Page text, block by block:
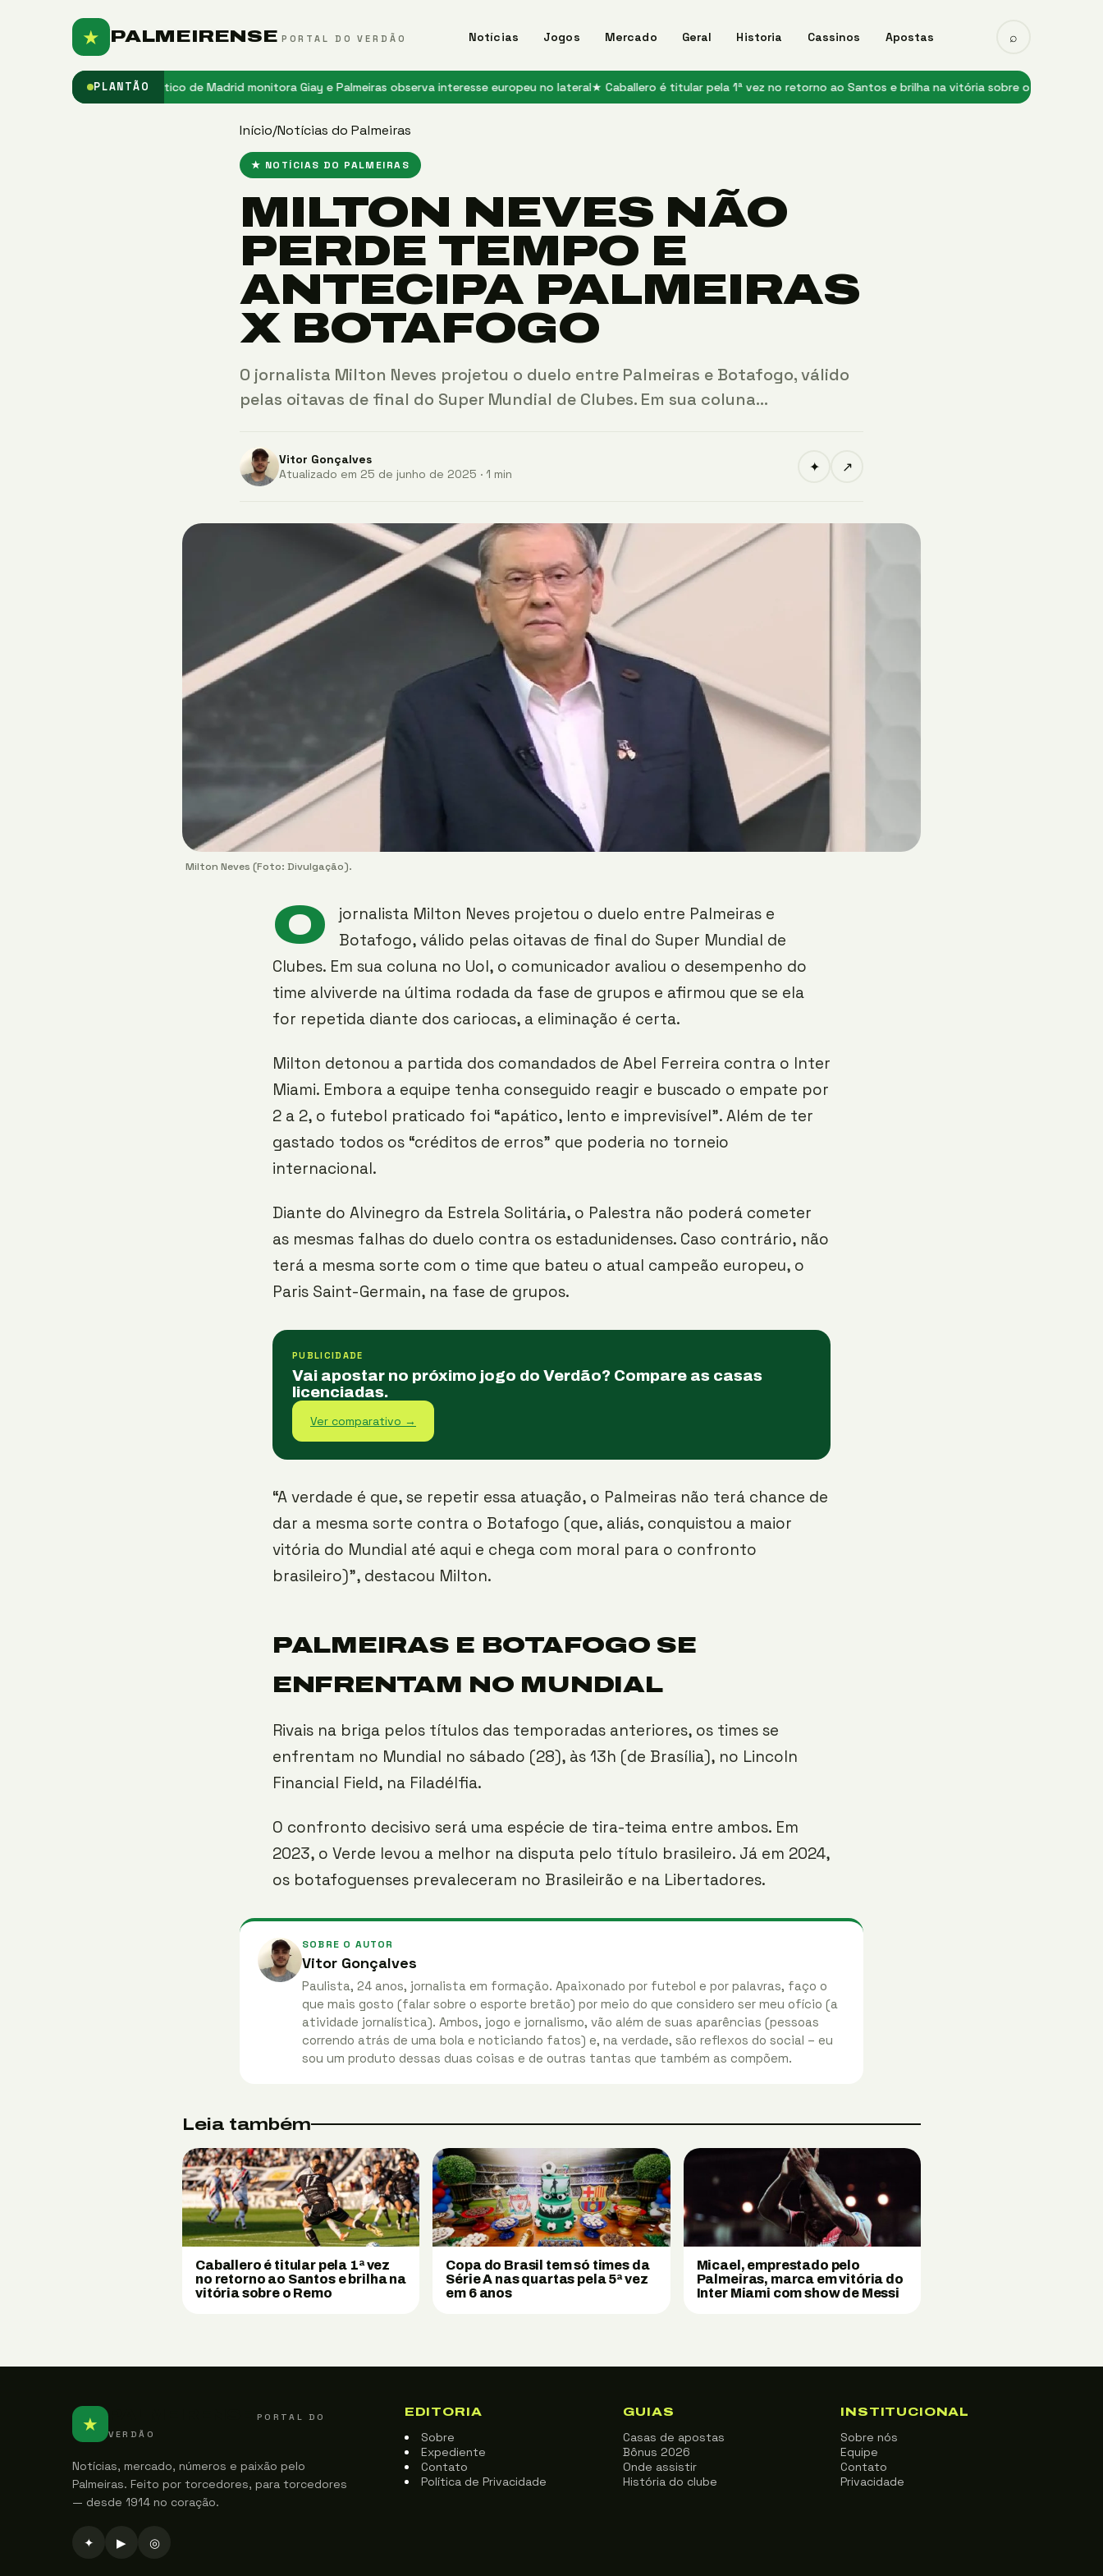
★ PALMEIRENSE PORTAL DO VERDÃO Notícias Jogos Mercado Geral Historia Cassinos Apostas ⌕
PLANTÃO
★ Atlético de Madrid monitora Giay e Palmeiras observa interesse europeu no lateral★ Caballero é titular pela 1ª vez no retorno ao Santos e brilha na vitória sobre o Remo★ Heittor
Início/Notícias do Palmeiras
★ NOTÍCIAS DO PALMEIRAS
MILTON NEVES NÃO
PERDE TEMPO E
ANTECIPA PALMEIRAS
X BOTAFOGO
O jornalista Milton Neves projetou o duelo entre Palmeiras e Botafogo, válido
pelas oitavas de final do Super Mundial de Clubes. Em sua coluna…
Vitor Gonçalves
Atualizado em 25 de junho de 2025 · 1 min
✦ ↗
Milton Neves (Foto: Divulgação).
O
jornalista Milton Neves projetou o duelo entre Palmeiras e
Botafogo, válido pelas oitavas de final do Super Mundial de
Clubes. Em sua coluna no Uol, o comunicador avaliou o desempenho do
time alviverde na última rodada da fase de grupos e afirmou que se ela
for repetida diante dos cariocas, a eliminação é certa.
Milton detonou a partida dos comandados de Abel Ferreira contra o Inter
Miami. Embora a equipe tenha conseguido reagir e buscado o empate por
2 a 2, o futebol praticado foi “apático, lento e imprevisível”. Além de ter
gastado todos os “créditos de erros” que poderia no torneio
internacional.
Diante do Alvinegro da Estrela Solitária, o Palestra não poderá cometer
as mesmas falhas do duelo contra os estadunidenses. Caso contrário, não
terá a mesma sorte com o time que bateu o atual campeão europeu, o
Paris Saint-Germain, na fase de grupos.
PUBLICIDADE
Vai apostar no próximo jogo do Verdão? Compare as casas
licenciadas.
Ver comparativo →
“A verdade é que, se repetir essa atuação, o Palmeiras não terá chance de
dar a mesma sorte contra o Botafogo (que, aliás, conquistou a maior
vitória do Mundial até aqui e chega com moral para o confronto
brasileiro)”, destacou Milton.
PALMEIRAS E BOTAFOGO SE
ENFRENTAM NO MUNDIAL
Rivais na briga pelos títulos das temporadas anteriores, os times se
enfrentam no Mundial no sábado (28), às 13h (de Brasília), no Lincoln
Financial Field, na Filadélfia.
O confronto decisivo será uma espécie de tira-teima entre ambos. Em
2023, o Verde levou a melhor na disputa pelo título brasileiro. Já em 2024,
os botafoguenses prevaleceram no Brasileirão e na Libertadores.
SOBRE O AUTOR
Vitor Gonçalves
Paulista, 24 anos, jornalista em formação. Apaixonado por futebol e por palavras, faço o
que mais gosto (falar sobre o esporte bretão) por meio do que considero ser meu ofício (a
atividade jornalística). Ambos, jogo e jornalismo, vão além de suas aparências (pessoas
correndo atrás de uma bola e noticiando fatos) e, na verdade, são reflexos do social – eu
sou um produto dessas duas coisas e de outras tantas que também as compõem.
Leia também
Caballero é titular pela 1ª vez
no retorno ao Santos e brilha na
vitória sobre o Remo
Copa do Brasil tem só times da
Série A nas quartas pela 5ª vez
em 6 anos
Micael, emprestado pelo
Palmeiras, marca em vitória do
Inter Miami com show de Messi
★
PORTAL DO
VERDÃO
Notícias, mercado, números e paixão pelo
Palmeiras. Feito por torcedores, para torcedores
— desde 1914 no coração.
✦ ▶ ◎
EDITORIA
Sobre
Expediente
Contato
Política de Privacidade
GUIAS
Casas de apostas
Bônus 2026
Onde assistir
História do clube
INSTITUCIONAL
Sobre nós
Equipe
Contato
Privacidade